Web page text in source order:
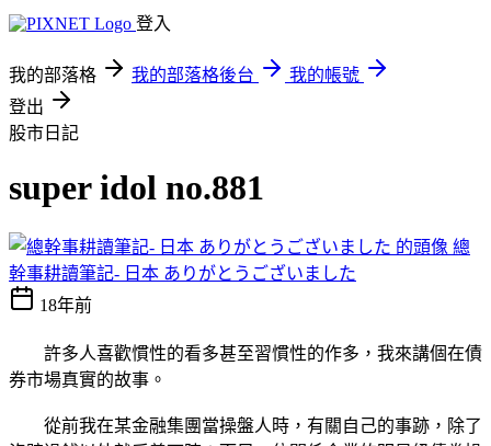
登入
我的部落格 我的部落格後台
我的帳號
登出
股市日記
super idol no.881
總
幹事耕讀筆記- 日本 ありがとうございました
18年前
許多人喜歡慣性的看多甚至習慣性的作多，我來講個在債
券市場真實的故事。
從前我在某金融集團當操盤人時，有關自己的事跡，除了